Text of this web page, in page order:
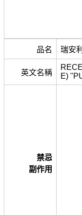
品名 瑞安
英文名稱
E)
禁忌
副作用